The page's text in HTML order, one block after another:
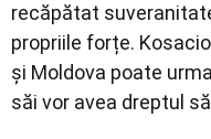
recăpătat
propriile forțe.
și Moldova poate
săi vor avea dreptul